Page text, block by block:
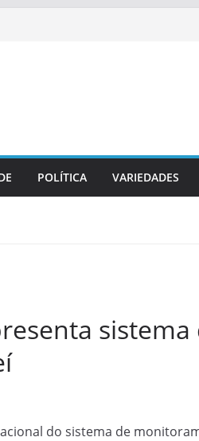
POLÍTICA VARIEDADES
sistema
do sistema de